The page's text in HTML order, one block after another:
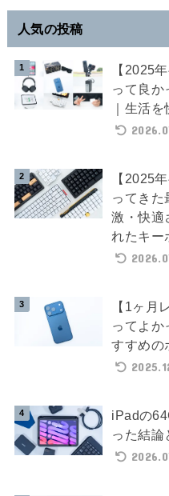
人気の投稿
【2025
って良か
｜生活
【2025
ってきた
激・快適
れたキー
【1ヶ月
ってよか
すすめの
iPadの
った結論